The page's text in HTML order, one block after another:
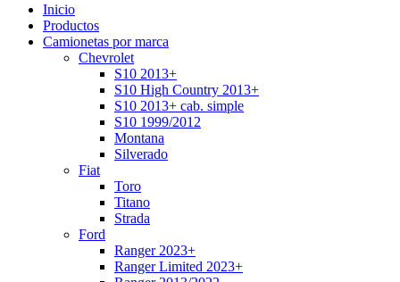
Inicio
Productos
Camionetas por marca
Chevrolet
S10 2013+
S10 High Country 2013+
S10 2013+ cab. simple
S10 1999/2012
Montana
Silverado
Fiat
Toro
Titano
Strada
Ford
Ranger 2023+
Ranger Limited 2023+